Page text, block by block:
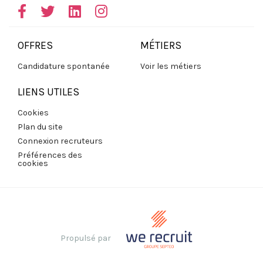
OFFRES
Candidature spontanée
MÉTIERS
Voir les métiers
LIENS UTILES
Cookies
Plan du site
Connexion recruteurs
Préférences des
cookies
Propulsé par